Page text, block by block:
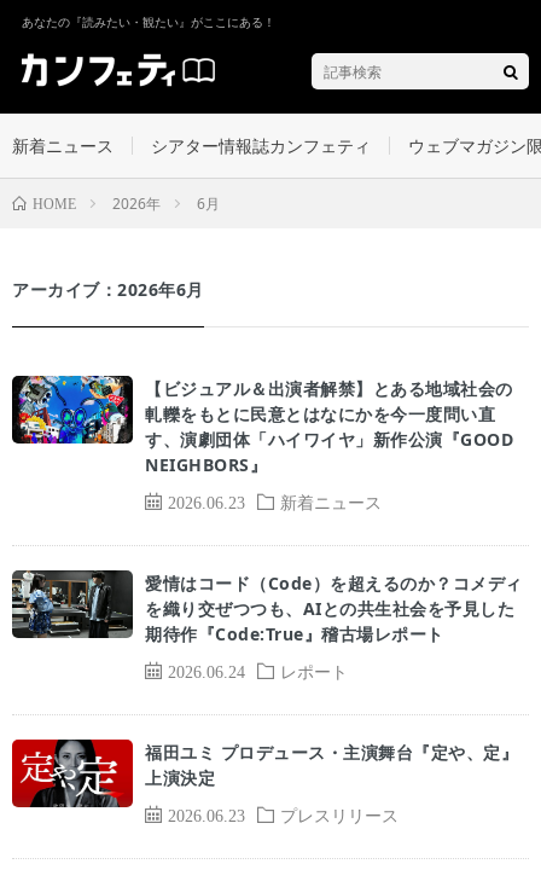
あなたの『読みたい・観たい』がここにある！
新着ニュース シアター情報誌カンフェティ ウェブマガジン
HOME 2026年 6月
アーカイブ：2026年6月
2026.06.23 新着ニュース
【ビジュアル＆出演者解禁】とある地域社会の
軋轢をもとに民意とはなにかを今一度問い直
す、演劇団体「ハイワイヤ」新作公演『GOOD
NEIGHBORS』
2026.06.24 レポート
愛情はコード（Code）を超えるのか？コメディ
を織り交ぜつつも、AIとの共生社会を予見した
期待作『Code:True』稽古場レポート
2026.06.23 プレスリリース
福田ユミ プロデュース・主演舞台『定や、定』
上演決定